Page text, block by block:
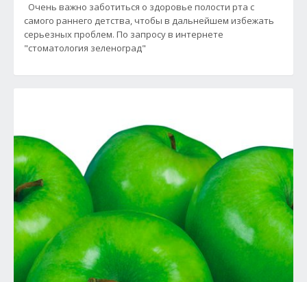
Очень важно заботиться о здоровье полости рта с
самого раннего детства, чтобы в дальнейшем избежать
серьезных проблем. По запросу в интернете
"стоматология зеленоград"